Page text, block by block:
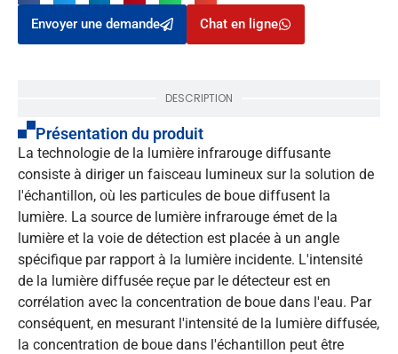
Envoyer une demande Chat en ligne
DESCRIPTION
Présentation du produit
La technologie de la lumière infrarouge diffusante
consiste à diriger un faisceau lumineux sur la solution de
l'échantillon, où les particules de boue diffusent la
lumière. La source de lumière infrarouge émet de la
lumière et la voie de détection est placée à un angle
spécifique par rapport à la lumière incidente. L'intensité
de la lumière diffusée reçue par le détecteur est en
corrélation avec la concentration de boue dans l'eau. Par
conséquent, en mesurant l'intensité de la lumière diffusée,
la concentration de boue dans l'échantillon peut être